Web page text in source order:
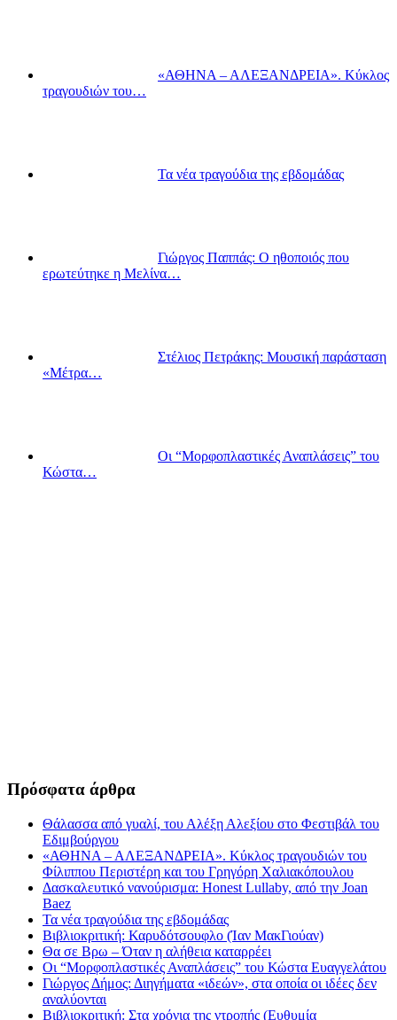
«ΑΘΗΝΑ – ΑΛΕΞΑΝΔΡΕΙΑ». Κύκλος
τραγουδιών του…
Τα νέα τραγούδια της εβδομάδας
Γιώργος Παππάς: Ο ηθοποιός που
ερωτεύτηκε η Μελίνα…
Στέλιος Πετράκης: Μουσική παράσταση
«Μέτρα…
Οι “Μορφοπλαστικές Αναπλάσεις” του
Κώστα…
Πρόσφατα άρθρα
Θάλασσα από γυαλί, του Αλέξη Αλεξίου στο Φεστιβάλ του
Εδιμβούργου
«ΑΘΗΝΑ – ΑΛΕΞΑΝΔΡΕΙΑ». Κύκλος τραγουδιών του
Φίλιππου Περιστέρη και του Γρηγόρη Χαλιακόπουλου
Δασκαλευτικό νανούρισμα: Honest Lullaby, από την Joan
Baez
Τα νέα τραγούδια της εβδομάδας
Βιβλιοκριτική: Καρυδότσουφλο (Ίαν ΜακΓιούαν)
Θα σε Βρω – Όταν η αλήθεια καταρρέει
Οι “Μορφοπλαστικές Αναπλάσεις” του Κώστα Ευαγγελάτου
Γιώργος Δήμος: Διηγήματα «ιδεών», στα οποία οι ιδέες δεν
αναλύονται
Βιβλιοκριτική: Στα χρόνια της ντροπής (Ευθυμία